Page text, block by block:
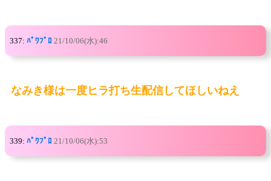
337: ﾊﾟﾜﾌﾟﾛ 21/10/06(水):46
なみき様は一度ヒラ打ち生配信してほしいねえ
339: ﾊﾟﾜﾌﾟﾛ 21/10/06(水):53